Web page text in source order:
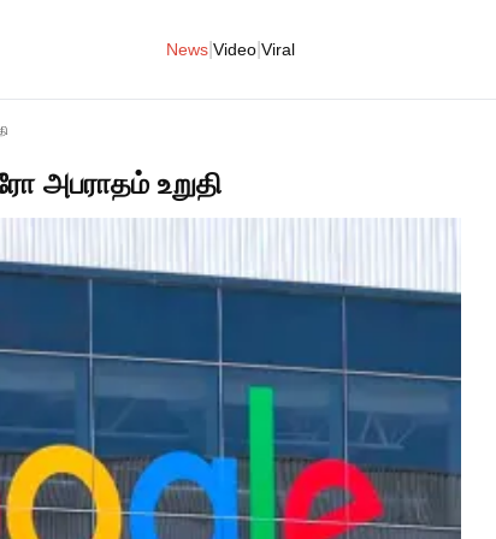
News Video Viral
அபராதம் உறுதி